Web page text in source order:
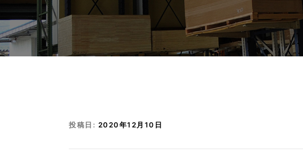
投稿日: 2020年12月10日